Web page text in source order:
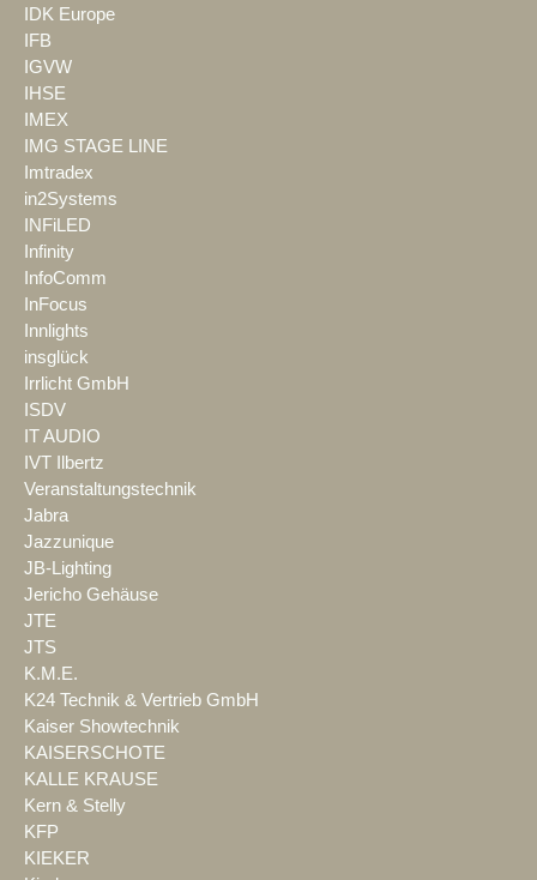
IDK Europe
IFB
IGVW
IHSE
IMEX
IMG STAGE LINE
Imtradex
in2Systems
INFiLED
Infinity
InfoComm
InFocus
Innlights
insglück
Irrlicht GmbH
ISDV
IT AUDIO
IVT Ilbertz
Veranstaltungstechnik
Jabra
Jazzunique
JB-Lighting
Jericho Gehäuse
JTE
JTS
K.M.E.
K24 Technik & Vertrieb GmbH
Kaiser Showtechnik
KAISERSCHOTE
KALLE KRAUSE
Kern & Stelly
KFP
KIEKER